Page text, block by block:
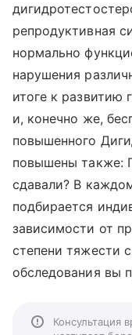
репродуктивная
нормально
нарушения
итоге к развитию
и, конечно же,
повышенного
повышены также:
сдавали? В
подбирается
зависимости от
степени тяжести
обследования вы
Консультация